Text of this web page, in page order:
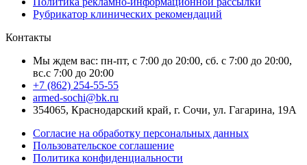
Рубрикатор клинических рекомендаций
Контакты
Мы ждем вас: пн-пт, с 7:00 до 20:00, сб. с 7:00 до 20:00,
вс.с 7:00 до 20:00
+7 (862) 254-55-55
armed-sochi@bk.ru
354065, Краснодарский край, г. Сочи, ул. Гагарина, 19А
Согласие на обработку персональных данных
Пользовательское соглашение
Политика конфиденциальности